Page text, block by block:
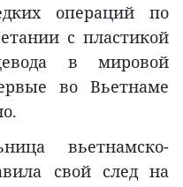
операций по
с пластикой
в мировой
во Вьетнаме
вьетнамско-
свой след на